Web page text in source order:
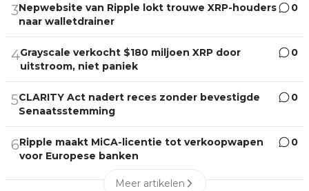
3Nepwebsite van Ripple lokt trouwe XRP-houders
naar walletdrainer
0
4Grayscale verkocht $180 miljoen XRP door
uitstroom, niet paniek
0
5CLARITY Act nadert reces zonder bevestigde
Senaatsstemming
0
6Ripple maakt MiCA-licentie tot verkoopwapen
voor Europese banken
0
Meer artikelen